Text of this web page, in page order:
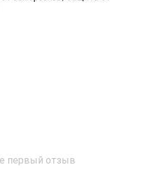
первый отзыв